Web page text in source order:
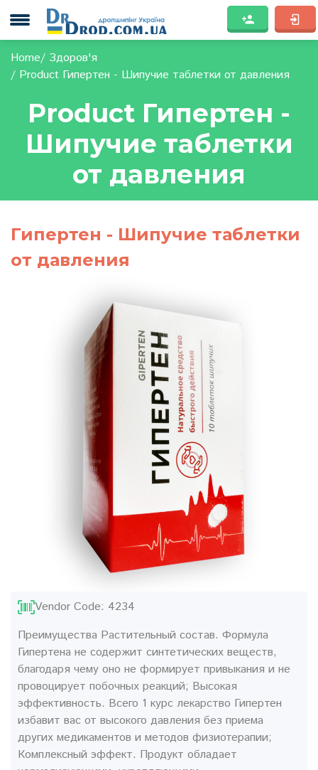
Home
Здоров'я
Product Гипертен - Шипучие таблетки от давления
Product Гипертен -
Шипучие таблетки
от давления
Гипертен - Шипучие таблетки
от давления
Vendor Code: 4234
Преимущества Растительный состав. Формула
Гипертена не содержит синтетических веществ,
благодаря чему оно не формирует привыкания и не
провоцирует побочных реакций; Высокая
эффективность. Всего 1 курс лекарство Гипертен
избавит вас от высокого давления без приема
других медикаментов и методов физиотерапии;
Комплексный эффект. Продукт обладает